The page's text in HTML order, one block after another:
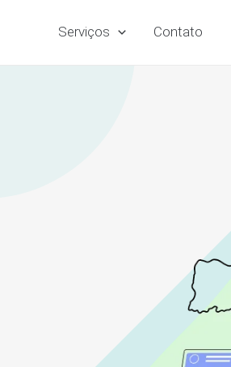
Serviços Contato